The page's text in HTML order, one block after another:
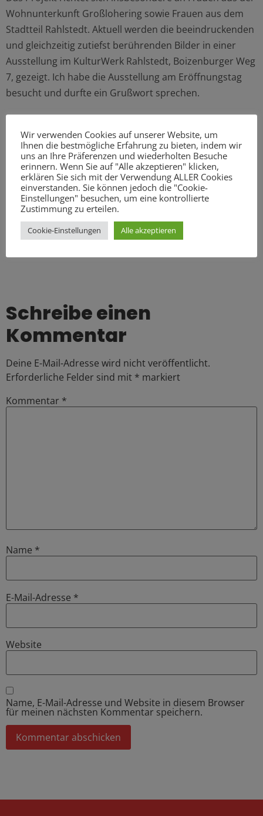
Wohnunterkunft Großlohering sowie Frauen aus dem
Stadtteil Rahlstedt. Aktuell werden die beeindruckenden
und gleichzeitig zutiefst berührenden Bilder in einer
Ausstellung im KulturWerk Rahlstedt, Boizenburger Weg
7, gezeigt. Ich habe die Ausstellung am Eröffnungstag
besucht und durfte ein Grußwort sprechen.
aktuell sind acht Frauen fest dabei. Im Projekt
kooperieren der Internationale Bunde e.V. und
Fördern & Wohnen. Gefördert wird es vom Bezirksamt
Wandsbek. Über die Kursleitung erhalten die
Teilnehmer:innen hier auch alltagspraktische
Unterstützung – beispielsweise bei der Begleitung zu
Ärzt:innen, zur Ausländerbehörde oder bei der
Schreibe einen
Kommentar
Deine E-Mail-Adresse wird nicht veröffentlicht.
Erforderliche Felder sind mit * markiert
Kommentar *
Name *
E-Mail-Adresse *
Website
Name, E-Mail-Adresse und Website in diesem Browser
für meinen nächsten Kommentar speichern.
Wir verwenden Cookies auf unserer Website, um
Ihnen die bestmögliche Erfahrung zu bieten, indem wir
uns an Ihre Präferenzen und wiederholten Besuche
erinnern. Wenn Sie auf "Alle akzeptieren" klicken,
erklären Sie sich mit der Verwendung ALLER Cookies
einverstanden. Sie können jedoch die "Cookie-
Einstellungen" besuchen, um eine kontrollierte
Zustimmung zu erteilen.
Cookie-Einstellungen Alle akzeptieren